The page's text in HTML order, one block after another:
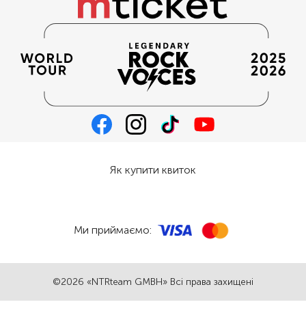
©2026 «NTRteam GMBH» Всі права захищені
Як купити квиток
Ми приймаємо: